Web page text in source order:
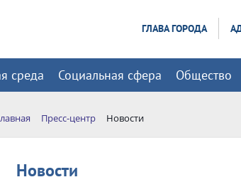
ГЛАВА ГОРОДА
среда Социальная сфера Общество
Пресс-центр Новости
Новости